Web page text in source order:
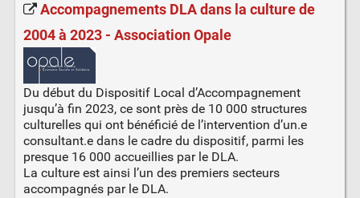
Accompagnements DLA dans la culture de
2004 à 2023 - Association Opale
Du début du Dispositif Local d’Accompagnement
jusqu’à fin 2023, ce sont près de 10 000 structures
culturelles qui ont bénéficié de l’intervention d’un.e
consultant.e dans le cadre du dispositif, parmi les
presque 16 000 accueillies par le DLA.
La culture est ainsi l’un des premiers secteurs
accompagnés par le DLA.